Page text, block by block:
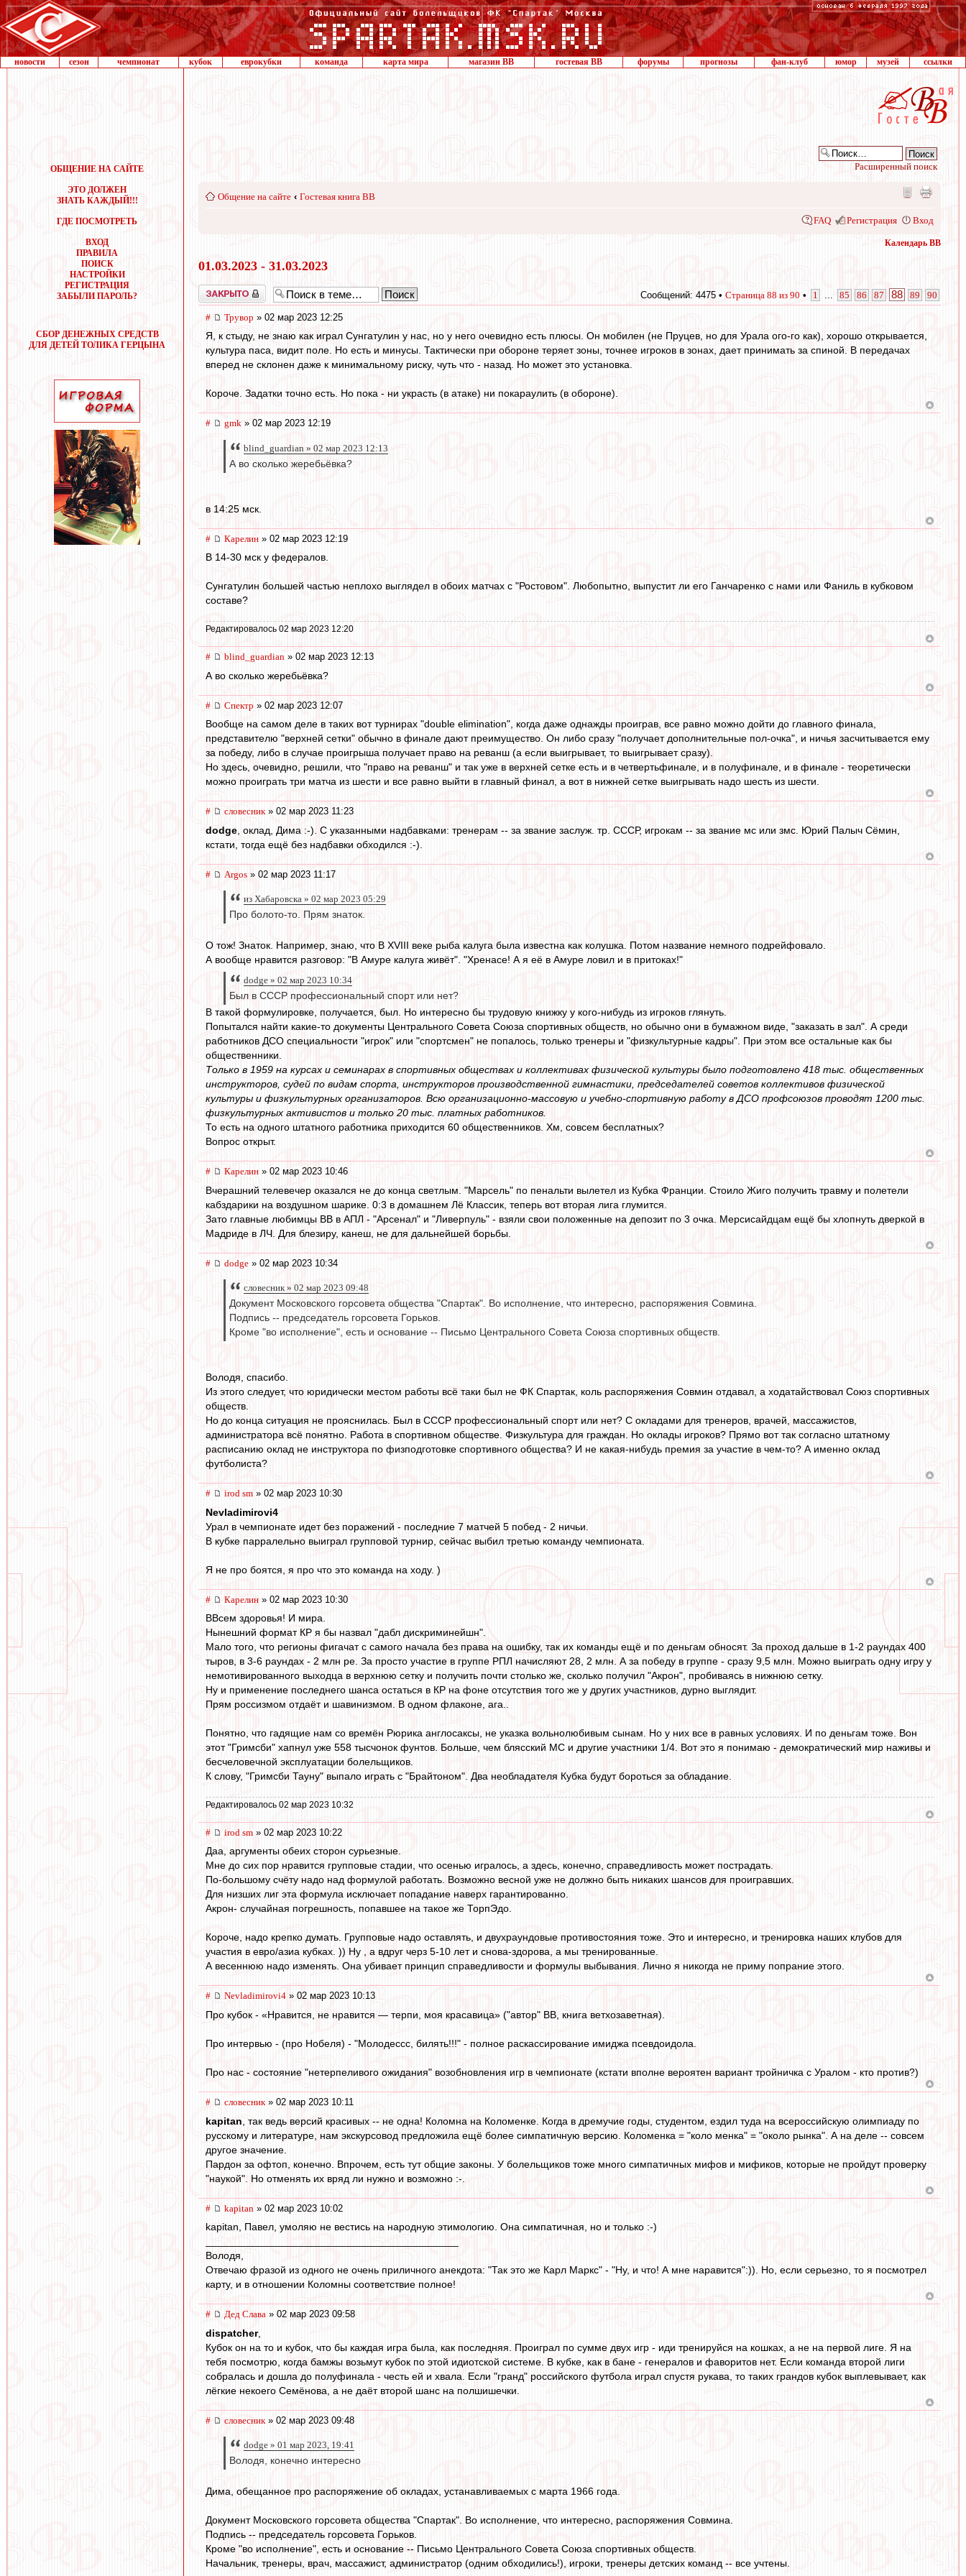
новости сезон чемпионат кубок еврокубки команда карта мира магазин ВВ гостевая ВВ форумы прогнозы фан-клуб юмор музей ссылки
ОБЩЕНИЕ НА САЙТЕ
ЭТО ДОЛЖЕН
ЗНАТЬ КАЖДЫЙ!!!
ГДЕ ПОСМОТРЕТЬ
ВХОД
ПРАВИЛА
ПОИСК
НАСТРОЙКИ
РЕГИСТРАЦИЯ
ЗАБЫЛИ ПАРОЛЬ?
СБОР ДЕНЕЖНЫХ СРЕДСТВ
ДЛЯ ДЕТЕЙ ТОЛИКА ГЕРЦЫНА
Расширенный поиск
Общение на сайте ‹ Гостевая книга ВВ
FAQ Регистрация Вход
Календарь ВВ
01.03.2023 - 31.03.2023
Закрыто Сообщений: 4475 • Страница 88 из 90 • 1 85 86 87 88 89 90
# Трувор » 02 мар 2023 12:25
Я, к стыду, не знаю как играл Сунгатулин у нас, но у него очевидно есть плюсы. Он мобилен (не Пруцев, но для Урала ого-го как), хорошо открывается,
культура паса, видит поле. Но есть и минусы. Тактически при обороне теряет зоны, точнее игроков в зонах, дает принимать за спиной. В передачах
вперед не склонен даже к минимальному риску, чуть что - назад. Но может это установка.
Короче. Задатки точно есть. Но пока - ни украсть (в атаке) ни покараулить (в обороне).
# gmk » 02 мар 2023 12:19
blind_guardian » 02 мар 2023 12:13
А во сколько жеребьёвка?
в 14:25 мск.
# Карелин » 02 мар 2023 12:19
В 14-30 мск у федералов.
Сунгатулин большей частью неплохо выглядел в обоих матчах с "Ростовом". Любопытно, выпустит ли его Ганчаренко с нами или Фаниль в кубковом
составе?
Редактировалось 02 мар 2023 12:20
# blind_guardian » 02 мар 2023 12:13
А во сколько жеребьёвка?
# Спектр » 02 мар 2023 12:07
Вообще на самом деле в таких вот турнирах "double elimination", когда даже однажды проиграв, все равно можно дойти до главного финала,
представителю "верхней сетки" обычно в финале дают преимущество. Он либо сразу "получает дополнительные пол-очка", и ничья засчитывается ему
за победу, либо в случае проигрыша получает право на реванш (а если выигрывает, то выигрывает сразу).
Но здесь, очевидно, решили, что "право на реванш" и так уже в верхней сетке есть и в четвертьфинале, и в полуфинале, и в финале - теоретически
можно проиграть три матча из шести и все равно выйти в главный финал, а вот в нижней сетке выигрывать надо шесть из шести.
# словесник» 02 мар 2023 11:23
dodge , оклад, Дима :-). С указанными надбавками: тренерам -- за звание заслуж. тр. СССР, игрокам -- за звание мс или змс. Юрий Палыч Сёмин,
кстати, тогда ещё без надбавки обходился :-).
# Argos » 02 мар 2023 11:17
из Хабаровска » 02 мар 2023 05:29
Про болото-то. Прям знаток.
О тож! Знаток. Например, знаю, что В XVIII веке рыба калуга была известна как колушка. Потом название немного подрейфовало.
А вообще нравится разговор: "В Амуре калуга живёт". "Хренасе! А я её в Амуре ловил и в притоках!"
dodge » 02 мар 2023 10:34
Был в СССР профессиональный спорт или нет?
В такой формулировке, получается, был. Но интересно бы трудовую книжку у кого-нибудь из игроков глянуть.
Попытался найти какие-то документы Центрального Совета Союза спортивных обществ, но обычно они в бумажном виде, "заказать в зал". А среди
работников ДСО специальности "игрок" или "спортсмен" не попалось, только тренеры и "физкультурные кадры". При этом все остальные как бы
общественники.
Только в 1959 на курсах и семинарах в спортивных обществах и коллективах физической культуры было подготовлено 418 тыс. общественных
инструкторов, судей по видам спорта, инструкторов производственной гимнастики, председателей советов коллективов физической
культуры и физкультурных организаторов. Всю организационно-массовую и учебно-спортивную работу в ДСО профсоюзов проводят 1200 тыс.
физкультурных активистов и только 20 тыс. платных работников.
То есть на одного штатного работника приходится 60 общественников. Хм, совсем бесплатных?
Вопрос открыт.
# Карелин » 02 мар 2023 10:46
Вчерашний телевечер оказался не до конца светлым. "Марсель" по пенальти вылетел из Кубка Франции. Стоило Жиго получить травму и полетели
кабздарики на воздушном шарике. 0:3 в домашнем Лё Классик, теперь вот вторая лига глумится.
Зато главные любимцы ВВ в АПЛ - "Арсенал" и "Ливерпуль" - взяли свои положенные на депозит по 3 очка. Мерсисайдцам ещё бы хлопнуть дверкой в
Мадриде в ЛЧ. Для блезиру, канеш, не для дальнейшей борьбы.
# dodge » 02 мар 2023 10:34
словесник » 02 мар 2023 09:48
Документ Московского горсовета общества "Спартак". Во исполнение, что интересно, распоряжения Совмина.
Подпись -- председатель горсовета Горьков.
Кроме "во исполнение", есть и основание -- Письмо Центрального Совета Союза спортивных обществ.
Володя, спасибо.
Из этого следует, что юридически местом работы всё таки был не ФК Спартак, коль распоряжения Совмин отдавал, а ходатайствовал Союз спортивных
обществ.
Но до конца ситуация не прояснилась. Был в СССР профессиональный спорт или нет? С окладами для тренеров, врачей, массажистов,
администратора всё понятно. Работа в спортивном обществе. Физкультура для граждан. Но оклады игроков? Прямо вот так согласно штатному
расписанию оклад не инструктора по физподготовке спортивного общества? И не какая-нибудь премия за участие в чем-то? А именно оклад
футболиста?
# irod sm » 02 мар 2023 10:30
Nevladimirovi4
Урал в чемпионате идет без поражений - последние 7 матчей 5 побед - 2 ничьи.
В кубке парралельно выиграл групповой турнир, сейчас выбил третью команду чемпионата.
Я не про боятся, я про что это команда на ходу. )
# Карелин » 02 мар 2023 10:30
ВВсем здоровья! И мира.
Нынешний формат КР я бы назвал "дабл дискриминейшн".
Мало того, что регионы фигачат с самого начала без права на ошибку, так их команды ещё и по деньгам обносят. За проход дальше в 1-2 раундах 400
тыров, в 3-6 раундах - 2 млн ре. За просто участие в группе РПЛ начисляют 28, 2 млн. А за победу в группе - сразу 9,5 млн. Можно выиграть одну игру у
немотивированного выходца в верхнюю сетку и получить почти столько же, сколько получил "Акрон", пробиваясь в нижнюю сетку.
Ну и применение последнего шанса остаться в КР на фоне отсутствия того же у других участников, дурно выглядит.
Прям россизмом отдаёт и шавинизмом. В одном флаконе, ага..
Понятно, что гадящие нам со времён Рюрика англосаксы, не указка вольнолюбивым сынам. Но у них все в равных условиях. И по деньгам тоже. Вон
этот "Гримсби" хапнул уже 558 тысчонок фунтов. Больше, чем блясский МС и другие участники 1/4. Вот это я понимаю - демократический мир наживы и
бесчеловечной эксплуатации болельщиков.
К слову, "Гримсби Тауну" выпало играть с "Брайтоном". Два необладателя Кубка будут бороться за обладание.
Редактировалось 02 мар 2023 10:32
# irod sm » 02 мар 2023 10:22
Даа, аргументы обеих сторон сурьезные.
Мне до сих пор нравится групповые стадии, что осенью игралось, а здесь, конечно, справедливость может пострадать.
По-большому счёту надо над формулой работать. Возможно весной уже не должно быть никаких шансов для проигравших.
Для низших лиг эта формула исключает попадание наверх гарантированно.
Акрон- случайная погрешность, попавшее на такое же ТорпЭдо.
Короче, надо крепко думать. Групповые надо оставлять, и двухраундовые противостояния тоже. Это и интересно, и тренировка наших клубов для
участия в евро/азиа кубках. )) Ну , а вдруг черз 5-10 лет и снова-здорова, а мы тренированные.
А весеннюю надо изменять. Она убивает принцип справедливости и формулы выбывания. Лично я никогда не приму попрание этого.
# Nevladimirovi4 » 02 мар 2023 10:13
Про кубок - «Нравится, не нравится — терпи, моя красавица» ("автор" ВВ, книга ветхозаветная).
Про интервью - (про Нобеля) - "Молодессс, билять!!!" - полное раскассирование имиджа псевдоидола.
Про нас - состояние "нетерпеливого ожидания" возобновления игр в чемпионате (кстати вполне вероятен вариант тройничка с Уралом - кто против?)
# словесник» 02 мар 2023 10:11
kapitan , так ведь версий красивых -- не одна! Коломна на Коломенке. Когда в дремучие годы, студентом, ездил туда на всероссийскую олимпиаду по
русскому и литературе, нам экскурсовод предложила ещё более симпатичную версию. Коломенка = "коло менка" = "около рынка". А на деле -- совсем
другое значение.
Пардон за офтоп, конечно. Впрочем, есть тут общие законы. У болельщиков тоже много симпатичных мифов и мификов, которые не пройдут проверку
"наукой". Но отменять их вряд ли нужно и возможно :-.
# kapitan » 02 мар 2023 10:02
kapitan, Павел, умоляю не вестись на народную этимологию. Она симпатичная, но и только :-)
Володя,
Отвечаю фразой из одного не очень приличного анекдота: "Так это же Карл Маркс" - "Ну, и что! А мне наравится":)). Но, если серьезно, то я посмотрел
карту, и в отношении Коломны соответствие полное!
# Дед Слава » 02 мар 2023 09:58
dispatcher,
Кубок он на то и кубок, что бы каждая игра была, как последняя. Проиграл по сумме двух игр - иди тренируйся на кошках, а не на первой лиге. Я на
тебя посмотрю, когда бамжы возьмут кубок по этой идиотской системе. В кубке, как в бане - генералов и фаворитов нет. Если команда второй лиги
собралась и дошла до полуфинала - честь ей и хвала. Если "гранд" российского футбола играл спустя рукава, то таких грандов кубок выплевывает, как
лёгкие некоего Семёнова, а не даёт второй шанс на полшишечки.
# словесник » 02 мар 2023 09:48
dodge » 01 мар 2023, 19:41
Володя, конечно интересно
Дима, обещанное про распоряжение об окладах, устанавливаемых с марта 1966 года.
Документ Московского горсовета общества "Спартак". Во исполнение, что интересно, распоряжения Совмина.
Подпись -- председатель горсовета Горьков.
Кроме "во исполнение", есть и основание -- Письмо Центрального Совета Союза спортивных обществ.
Начальник, тренеры, врач, массажист, администратор (одним обходились!), игроки, тренеры детских команд -- все учтены.